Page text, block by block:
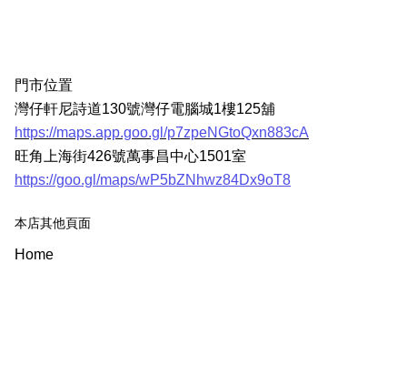
門市位置
灣仔軒尼詩道130號灣仔電腦城1樓125舖
https://maps.app.goo.gl/p7zpeNGtoQxn883cA
旺角上海街426號萬事昌中心1501室
https://goo.gl/maps/wP5bZNhwz84Dx9oT8
本店其他頁面
Home